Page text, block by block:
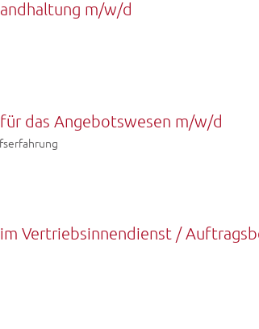
m/w/d
das Angebotswesen m/w/d
Vertriebsinnendienst /